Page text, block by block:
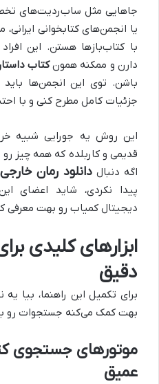
یا انجمن‌های کتابخوانی
با کتاب‌بازها هستن. این
دارن و ممکنه همونکتاب
باشن. توی این انجمن‌ها
جزئیات کامل مطرح کنی و با
این روش یه جورایی شبیه
قدیمی و کاربلده که همه چیز
اگه دنبالدانلود رمان خارجی
پیدا نکردی، شاید اعضای
دیجیتال کمیاب رو بهت معرفی
ابزارهای کلیدی
دقیق
برای تکمیل این راهنما، بیا یه
بهت کمک می‌کنه جستجوات رو
موتورهای جستجوی
عمیق